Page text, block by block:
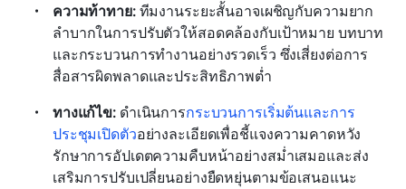
ความท้าทาย: ทีมงานระยะสั้นอาจเผชิญกับความยาก
ลำบากในการปรับตัวให้สอดคล้องกับเป้าหมาย บทบาท
และกระบวนการทำงานอย่างรวดเร็ว ซึ่งเสี่ยงต่อการ
สื่อสารผิดพลาดและประสิทธิภาพต่ำ
ทางแก้ไข: ดำเนินการกระบวนการเริ่มต้นและการ
ประชุมเปิดตัวอย่างละเอียดเพื่อชี้แจงความคาดหวัง
รักษาการอัปเดตความคืบหน้าอย่างสม่ำเสมอและส่ง
เสริมการปรับเปลี่ยนอย่างยืดหยุ่นตามข้อเสนอแนะ